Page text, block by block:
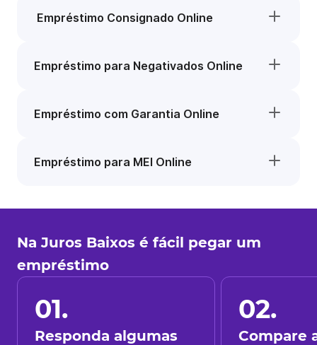
Empréstimo Consignado Online
Empréstimo para Negativados Online
Empréstimo com Garantia Online
Empréstimo para MEI Online
Na Juros Baixos é fácil pegar um
empréstimo
01.
Responda algumas
02.
Compare